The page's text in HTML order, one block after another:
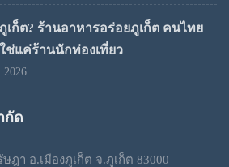
เก็ต? ร้านอาหารอร่อยภูเก็ต คนไทย
ช่แค่ร้านนักท่องเที่ยว
กัด
ฎา อ.เมืองภูเก็ต จ.ภูเก็ต 83000